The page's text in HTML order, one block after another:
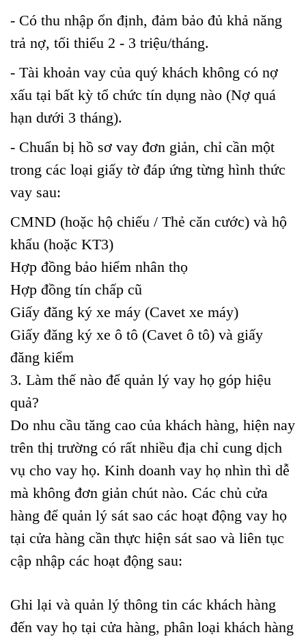
- Có thu nhập ổn định, đảm bảo đủ khả năng
trả nợ, tối thiểu 2 - 3 triệu/tháng.
- Tài khoản vay của quý khách không có nợ
xấu tại bất kỳ tổ chức tín dụng nào (Nợ quá
hạn dưới 3 tháng).
- Chuẩn bị hồ sơ vay đơn giản, chỉ cần một
trong các loại giấy tờ đáp ứng từng hình thức
vay sau:
CMND (hoặc hộ chiếu / Thẻ căn cước) và hộ
khẩu (hoặc KT3)
Hợp đồng bảo hiểm nhân thọ
Hợp đồng tín chấp cũ
Giấy đăng ký xe máy (Cavet xe máy)
Giấy đăng ký xe ô tô (Cavet ô tô) và giấy
đăng kiểm
3. Làm thế nào để quản lý vay họ góp hiệu
quả?
Do nhu cầu tăng cao của khách hàng, hiện nay
trên thị trường có rất nhiều địa chỉ cung dịch
vụ cho vay họ. Kinh doanh vay họ nhìn thì dễ
mà không đơn giản chút nào. Các chủ cửa
hàng để quản lý sát sao các hoạt động vay họ
tại cửa hàng cần thực hiện sát sao và liên tục
cập nhập các hoạt động sau:
Ghi lại và quản lý thông tin các khách hàng
đến vay họ tại cửa hàng, phân loại khách hàng